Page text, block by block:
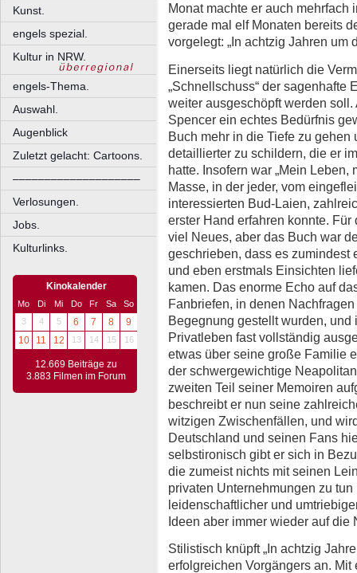
Kunst.
engels spezial.
Kultur in NRW.
engels-Thema.
Auswahl.
Augenblick
Zuletzt gelacht: Cartoons.
––––––––––––––––––––
Verlosungen.
Jobs.
Kulturlinks.
Kinokalender
Mo Di Mi Do Fr Sa
So
3
4 5 6 7 8
9
10
11 12 13 14 15 16
12.669 Beiträge zu
3.883 Filmen im Forum
Monat machte er auch mehrfach
gerade mal elf Monaten bereits
vorgelegt: „In achtzig Jahren um
Einerseits liegt natürlich die
„Schnellschuss“ der
weiter ausgeschöpft werden
Spencer ein echtes Bedürfnis
Buch mehr in die Tiefe zu
detaillierter zu schildern, die er
hatte. Insofern war „Mein
Masse, in der jeder, vom
interessierten Bud-Laien,
erster Hand erfahren konnte.
viel Neues, aber das Buch war
geschrieben, dass es zumindest
und eben erstmals Einsichten
kamen. Das enorme Echo auf
Fanbriefen, in denen
Begegnung gestellt wurden,
Privatleben fast vollständig
etwas über seine große Familie
der schwergewichtige
zweiten Teil seiner Memoiren
beschreibt er nun seine
witzigen Zwischenfällen, und
Deutschland und seinen Fans
selbstironisch gibt er sich in
die zumeist nichts mit seinen
privaten Unternehmungen zu
leidenschaftlicher und
Ideen aber immer wieder auf die
Stilistisch knüpft „In achtzig
erfolgreichen Vorgängers an.